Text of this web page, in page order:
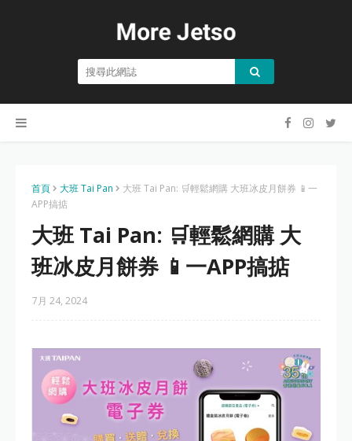
首頁 大班 Tai Pan
大班 Tai Pan: 🛒輕鬆網購 大班冰皮月餅券 📱一
APP搞掂
大班 Tai Pan: 🛒輕鬆網購 大
班冰皮月餅券 📱一APP搞掂
7月 24, 2024